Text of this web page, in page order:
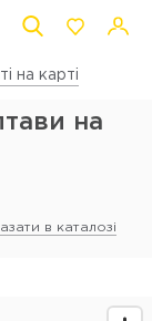
на карті
на
в каталозі